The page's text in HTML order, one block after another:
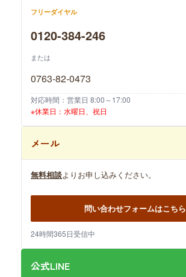
フリーダイヤル
0120-384-246
または
0763-82-0473
対応時間：営業日 8:00～17:00
※休業日：水曜日、祝日
メール
無料相談よりお申し込みください。
問い合わせフォームはこちら
24時間365日受信中
公式LINE